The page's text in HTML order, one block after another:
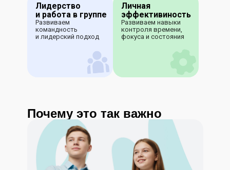
Лидерство
и работа в группе
Развиваем
командность
и лидерский подход
Личная
эффективиность
Развиваем навыки
контроля времени,
фокуса и состояния
Почему это так важно